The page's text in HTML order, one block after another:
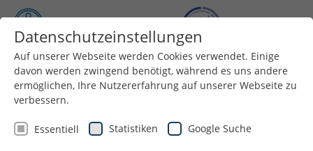
Menü
Datenschutzeinstellungen
Auf unserer Webseite werden Cookies verwendet. Einige
davon werden zwingend benötigt, während es uns andere
ermöglichen, Ihre Nutzererfahrung auf unserer Webseite zu
verbessern.
Essentiell Statistiken Google Suche